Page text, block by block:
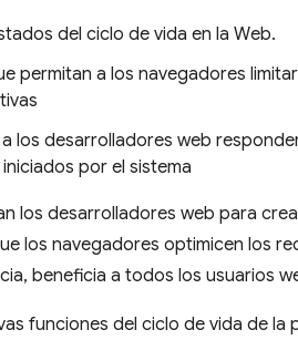
del ciclo de vida en la Web.
permitan a los navegadores
los desarrolladores web
por el sistema
los desarrolladores web para
los navegadores optimicen los
beneficia a todos los usuarios
funciones del ciclo de vida de la